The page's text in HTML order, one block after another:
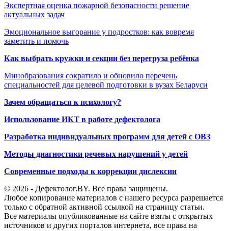
Экспертная оценка пожарной безопасности решение
актуальных задач
Эмоциональное выгорание у подростков: как вовремя
заметить и помочь
Как выбрать кружки и секции без перегруза ребёнка
Минобразования сократило и обновило перечень
специальностей для целевой подготовки в вузах Беларуси
Зачем обращаться к психологу?
Использование ИКТ в работе дефектолога
Разработка индивидуальных программ для детей с ОВЗ
Методы диагностики речевых нарушений у детей
Современные подходы к коррекции дислексии
© 2026 - Дефектолог.BY. Все права защищены.
Любое копирование материалов с нашего ресурса разрешается
только с обратной активной ссылкой на страницу статьи.
Все материалы опубликованные на сайте взяты с открытых
источников и других порталов интернета, все права на